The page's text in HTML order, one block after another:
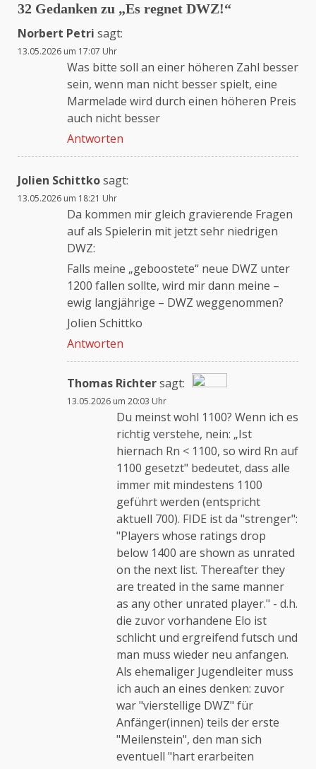
32 Gedanken zu „Es regnet DWZ!“
Norbert Petri sagt:
13.05.2026 um 17:07 Uhr
Was bitte soll an einer höheren Zahl besser
sein, wenn man nicht besser spielt, eine
Marmelade wird durch einen höheren Preis
auch nicht besser
Antworten
Jolien Schittkosagt:
13.05.2026 um 18:21 Uhr
Da kommen mir gleich gravierende Fragen
auf als Spielerin mit jetzt sehr niedrigen
DWZ:
Falls meine „geboostete“ neue DWZ unter
1200 fallen sollte, wird mir dann meine –
ewig langjährige – DWZ weggenommen?
Jolien Schittko
Antworten
Thomas Richtersagt:
Das „Echte-Person“-Abzeichen!
Anti-Spam von CleanTalk
13.05.2026 um 20:03 Uhr
Du meinst wohl 1100? Wenn ich es
richtig verstehe, nein: „Ist
hiernach Rn < 1100, so wird Rn auf
1100 gesetzt" bedeutet, dass alle
immer mit mindestens 1100
geführt werden (entspricht
aktuell 700). FIDE ist da "strenger":
"Players whose ratings drop
below 1400 are shown as unrated
on the next list. Thereafter they
are treated in the same manner
as any other unrated player." - d.h.
die zuvor vorhandene Elo ist
schlicht und ergreifend futsch und
man muss wieder neu anfangen.
Als ehemaliger Jugendleiter muss
ich auch an eines denken: zuvor
war "vierstellige DWZ" für
Anfänger(innen) teils der erste
"Meilenstein", den man sich
eventuell "hart erarbeiten